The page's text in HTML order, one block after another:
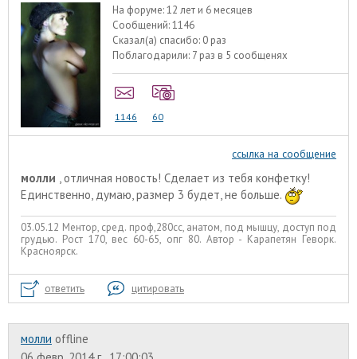
На форуме:12 лет и 6 месяцев
Сообщений:1146
Сказал(а) спасибо: 0 раз
Поблагодарили: 7 раз в 5 сообщенях
1146 60
ссылка на сообщение
молли , отличная новость! Сделает из тебя конфетку!
Единственно, думаю, размер 3 будет, не больше.
03.05.12 Ментор, сред. проф,280сс, анатом, под мышцу, доступ под
грудью. Рост 170, вес 60-65, опг 80. Автор - Карапетян Геворк.
Красноярск.
ответить цитировать
молли offline